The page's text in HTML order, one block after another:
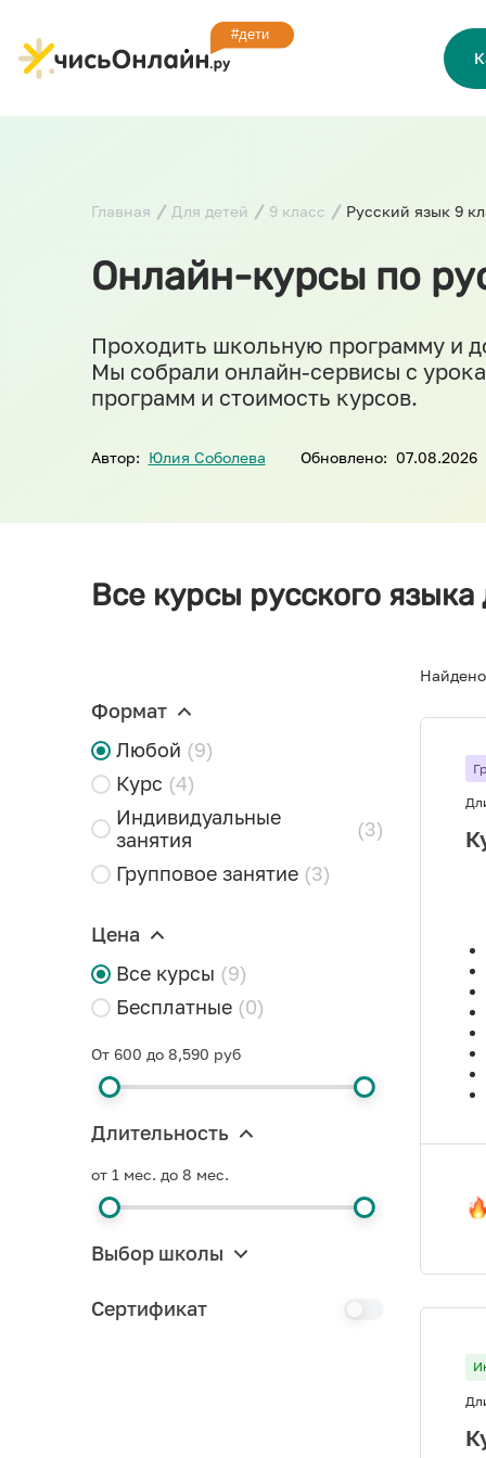
Главная Для детей 9 класс Русский язык 9
Онлайн-курсы по
Проходить школьную программу и
Мы собрали онлайн-сервисы с
программ и стоимость курсов.
Автор: Юлия Соболева Обновлено: 07.08.2026
Все курсы русского языка
Формат
Любой (9)
Курс (4)
Индивидуальные
занятия
(3)
Групповое занятие (3)
Цена
Все курсы (9)
Бесплатные (0)
От 600 до 8,590 руб
Длительность
от 1 мес. до 8 мес.
Выбор школы
Сертификат